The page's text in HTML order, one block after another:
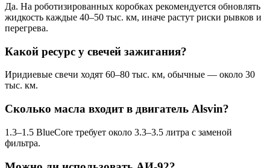
Да. На роботизированных коробках рекомендуется обновлять
жидкость каждые 40–50 тыс. км, иначе растут риски рывков и
перегрева.
Какой ресурс у свечей зажигания?
Иридиевые свечи ходят 60–80 тыс. км, обычные — около 30
тыс. км.
Сколько масла входит в двигатель Alsvin?
1.3–1.5 BlueCore требует около 3.3–3.5 литра с заменой
фильтра.